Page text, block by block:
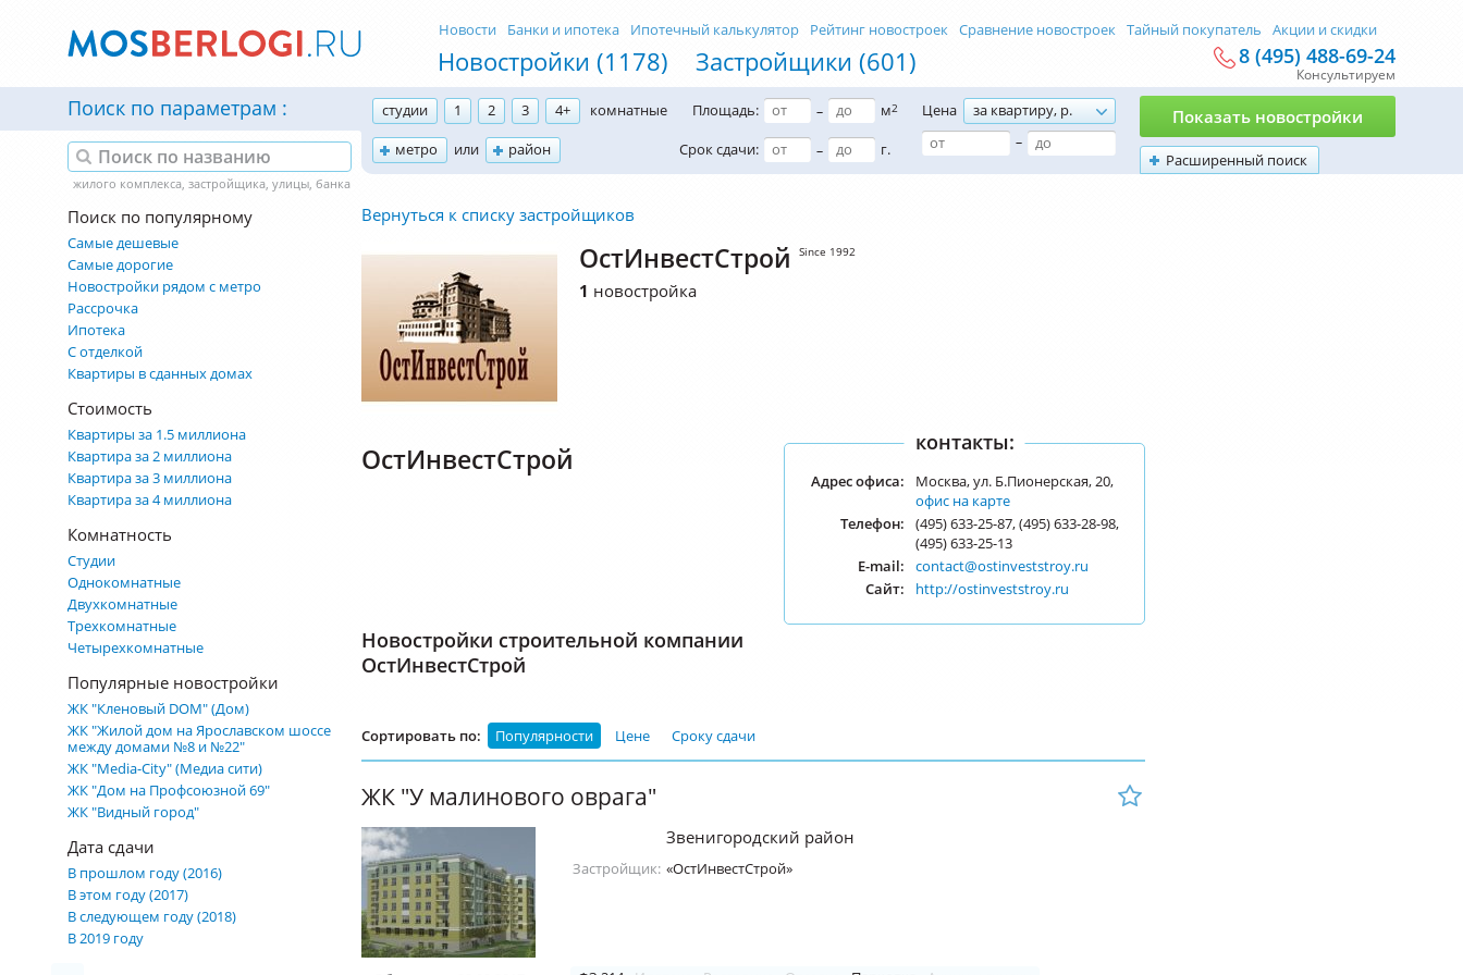
Новостройки (1178) Застройщики (601)
Новости Банки и ипотека Ипотечный калькулятор Рейтинг новостроек Сравнение новостроек Тайный покупатель Акции и скидки
8 (495) 488-69-24
Консультируем
Поиск по параметрам студии 1 2 3 4+
комнатные
метро
или район
Площадь: – м2
Срок сдачи: – г.
Цена
за квартиру, р.
–
Расширенный поиск
Показать новостройки
Поиск по популярному
Самые дешевые
Самые дорогие
Новостройки рядом с метро
Рассрочка
Ипотека
С отделкой
Квартиры в сданных домах
Стоимость
Квартиры за 1.5 миллиона
Квартира за 2 миллиона
Квартира за 3 миллиона
Квартира за 4 миллиона
Комнатность
Студии
Однокомнатные
Двухкомнатные
Трехкомнатные
Четырехкомнатные
Популярные новостройки
ЖК "Кленовый DOM" (Дом)
ЖК "Жилой дом на Ярославском шоссе
между домами №8 и №22"
ЖК "Media-City" (Медиа сити)
ЖК "Дом на Профсоюзной 69"
ЖК "Видный город"
Дата сдачи
В прошлом году (2016)
В этом году (2017)
В следующем году (2018)
В 2019 году
Вернуться к списку застройщиков
ОстИнвестСтрой Since 1992
1 новостройка
контакты:
Адрес офиса:
Москва, ул. Б.Пионерская, 20,
офис на карте
Телефон:
(495) 633-25-87, (495) 633-28-98,
(495) 633-25-13
E-mail:
contact@ostinveststroy.ru
Сайт:
http://ostinveststroy.ru
ОстИнвестСтрой
Новостройки строительной компании
ОстИнвестСтрой
Сортировать по: Популярности Цене Сроку сдачи
ЖК "У малинового оврага"
Звенигородский район
Застройщик: «ОстИнвестСтрой»